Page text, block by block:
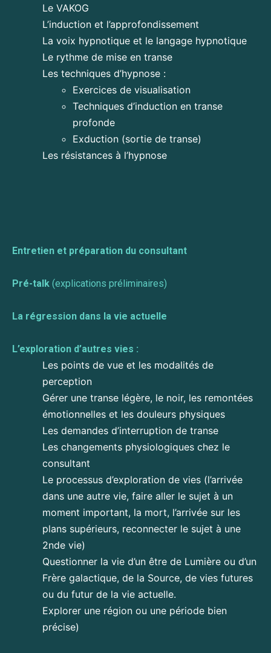
Le VAKOG
L’induction et l’approfondissement
La voix hypnotique et le langage hypnotique
Le rythme de mise en transe
Les techniques d’hypnose :
Exercices de visualisation
Techniques d’induction en transe
profonde
Exduction (sortie de transe)
Les résistances à l’hypnose
Entretien et préparation du consultant
Pré-talk (explications préliminaires)
La régression dans la vie actuelle
L’exploration d’autres vies :
Les points de vue et les modalités de
perception
Gérer une transe légère, le noir, les remontées
émotionnelles et les douleurs physiques
Les demandes d’interruption de transe
Les changements physiologiques chez le
consultant
Le processus d’exploration de vies (l’arrivée
dans une autre vie, faire aller le sujet à un
moment important, la mort, l’arrivée sur les
plans supérieurs, reconnecter le sujet à une
2nde vie)
Questionner la vie d’un être de Lumière ou d’un
Frère galactique, de la Source, de vies futures
ou du futur de la vie actuelle.
Explorer une région ou une période bien
précise)